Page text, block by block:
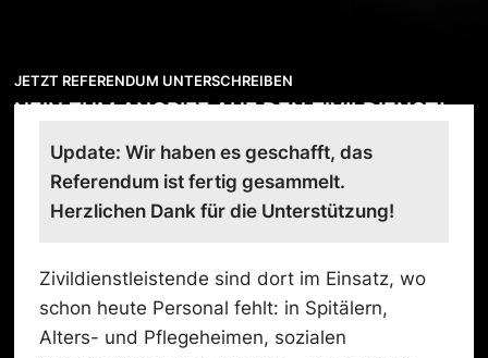
JETZT REFERENDUM UNTERSCHREIBEN
NEIN ZUM ANGRIFF AUF DEN ZIVILDIENST!
Update: Wir haben es geschafft, das
Referendum ist fertig gesammelt.
Herzlichen Dank für die Unterstützung!
Zivildienstleistende sind dort im Einsatz, wo
schon heute Personal fehlt: in Spitälern,
Alters- und Pflegeheimen, sozialen